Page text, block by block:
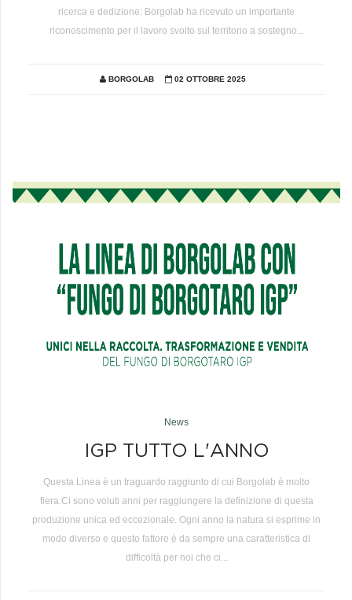
ricerca e dedizione: Borgolab ha ricevuto un importante
riconoscimento per il lavoro svolto sul territorio a sostegno...
BORGOLAB 02 OTTOBRE 2025
News
IGP TUTTO L'ANNO
Questa Linea è un traguardo raggiunto di cui Borgolab è molto
fiera.Ci sono voluti anni per raggiungere la definizione di questa
produzione unica ed eccezionale. Ogni anno la natura si esprime in
modo diverso e questo fattore è da sempre una caratteristica di
difficoltà per noi che ci...